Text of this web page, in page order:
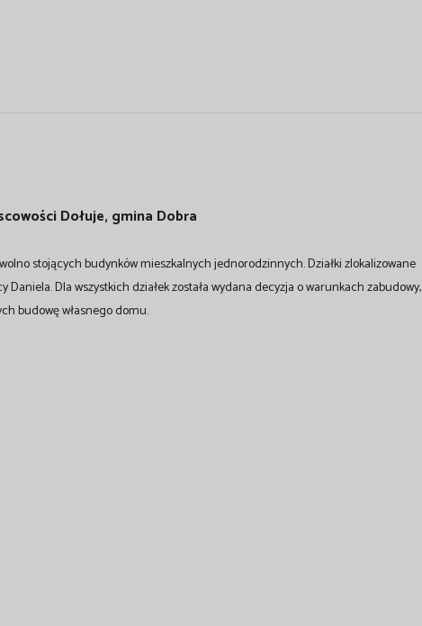
Dołuje, gmina Dobra
stojących budynków mieszkalnych jednorodzinnych. Działki zlokalizowane
Daniela. Dla wszystkich działek została wydana decyzja o warunkach zabudowy,
budowę własnego domu.